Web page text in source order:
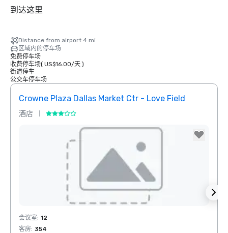
到达这里
Distance from airport 4 mi
区域内的停车场
免费停车场
收费停车场( US$16.00/天)
街道停车
公交车停车场
Crowne Plaza Dallas Market Ctr - Love Field
酒店
Removed from favorites
会议室: 12
客房: 354